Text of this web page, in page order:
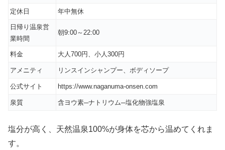
定休日 年中無休
日帰り温泉営
業時間
朝9:00～22:00
料金 大人700円、小人300円
アメニティ リンスインシャンプー、ボディソープ
公式サイト https://www.naganuma-onsen.com
泉質 含ヨウ素─ナトリウム─塩化物強塩泉
塩分が高く、天然温泉100%が身体を芯から温めてくれま
す。